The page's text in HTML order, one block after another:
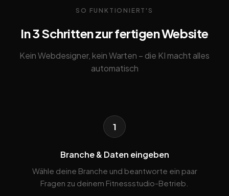
SO FUNKTIONIERT'S
In 3 Schritten zur fertigen Website
Kein Webdesigner, kein Warten – die KI macht alles
automatisch
1
Branche & Daten eingeben
Wähle deine Branche und beantworte ein paar
Fragen zu deinem Fitnessstudio-Betrieb.